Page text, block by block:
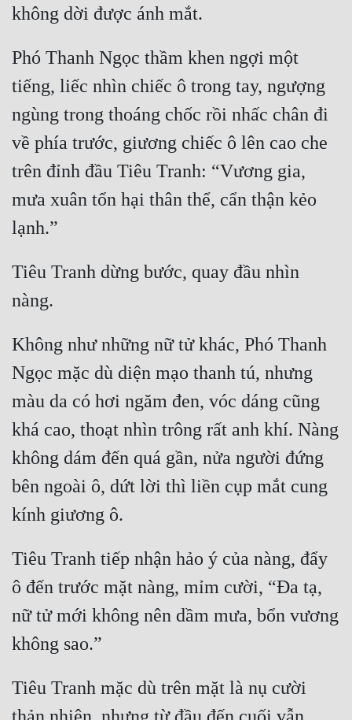
Tu Tiên
Tội Phạm
Vô Địch
Xuyên Không
Điền Văn
Đô Thị
Đông Phương
Đông Phương Huyền Huyễn
Ngự Thú
Truyện Nam
Truyện Nữ
Vô Địch Lưu
Xây Dựng Thế Lực
Phó Thanh Ngọc thầm khen ngợi một
tiếng, liếc nhìn chiếc ô trong tay, ngượng
ngùng trong thoáng chốc rồi nhấc chân đi
về phía trước, giương chiếc ô lên cao che
trên đỉnh đầu Tiêu Tranh: “Vương gia,
mưa xuân tổn hại thân thể, cẩn thận kẻo
Tiêu Tranh dừng bước, quay đầu nhìn
Không như những nữ tử khác, Phó Thanh
Ngọc mặc dù diện mạo thanh tú, nhưng
màu da có hơi ngăm đen, vóc dáng cũng
khá cao, thoạt nhìn trông rất anh khí. Nàng
không dám đến quá gần, nửa người đứng
bên ngoài ô, dứt lời thì liền cụp mắt cung
Tiêu Tranh tiếp nhận hảo ý của nàng, đẩy
ô đến trước mặt nàng, mỉm cười, “Đa tạ,
nữ tử mới không nên dầm mưa, bổn vương
Tiêu Tranh mặc dù trên mặt là nụ cười